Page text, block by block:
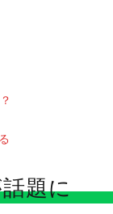
題に